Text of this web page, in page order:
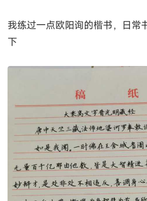
我练过一点欧阳询的楷书，日常
下